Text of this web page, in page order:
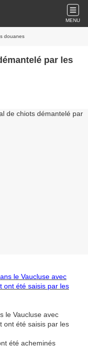
MENU
douanes
par les
le Vaucluse avec
ont été saisis par les
été acheminés